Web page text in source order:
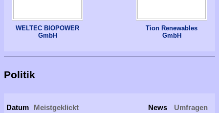
WELTEC BIOPOWER
GmbH
Tion Renewables
GmbH
Politik
Datum Meistgeklickt News
Umfragen